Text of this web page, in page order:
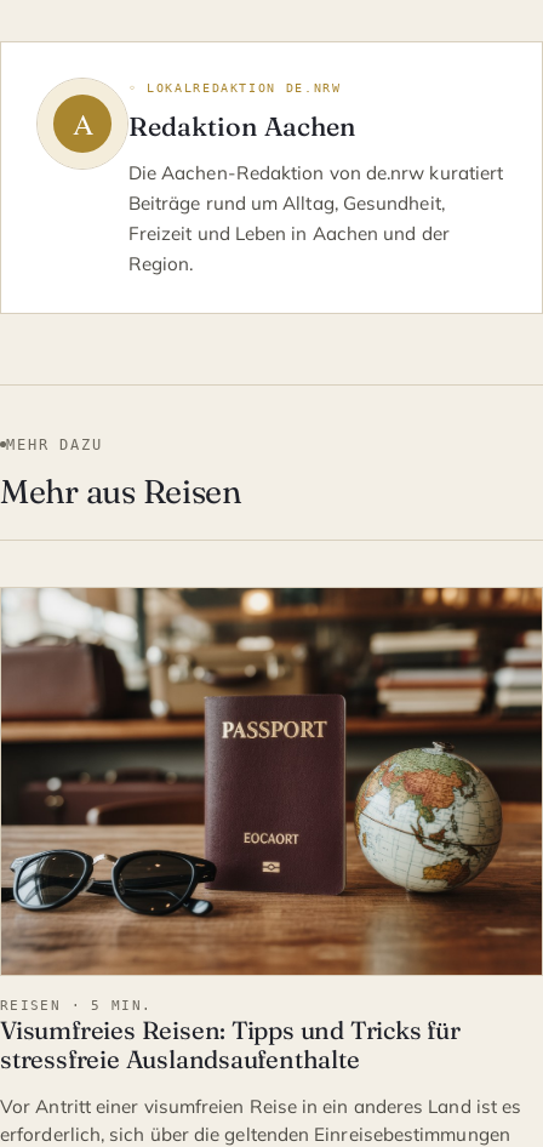
◦ LOKALREDAKTION DE.NRW
Redaktion Aachen
Die Aachen-Redaktion von de.nrw kuratiert
Beiträge rund um Alltag, Gesundheit,
Freizeit und Leben in Aachen und der
Region.
MEHR DAZU
Mehr aus Reisen
REISEN · 5 MIN.
Visumfreies Reisen: Tipps und Tricks für
stressfreie Auslandsaufenthalte
Vor Antritt einer visumfreien Reise in ein anderes Land ist es
erforderlich, sich über die geltenden Einreisebestimmungen